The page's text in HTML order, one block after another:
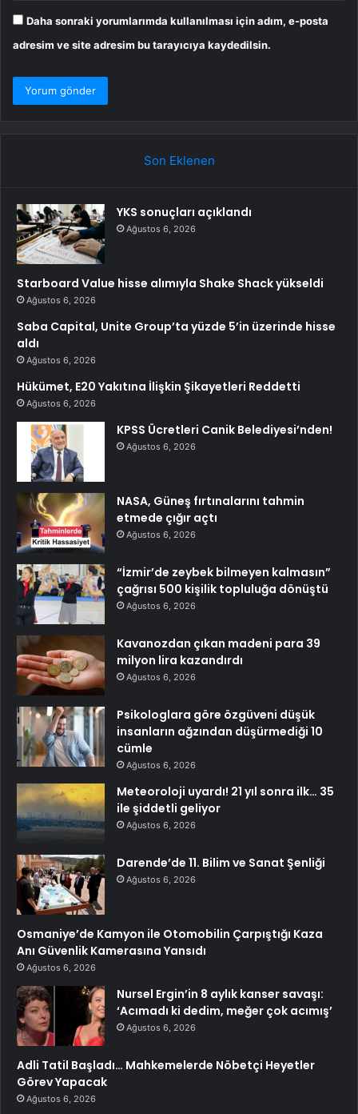
Daha sonraki yorumlarımda kullanılması için adım, e-posta
adresim ve site adresim bu tarayıcıya kaydedilsin.
Son Eklenen
YKS sonuçları açıklandı
Ağustos 6, 2026
Starboard Value hisse alımıyla Shake Shack yükseldi
Ağustos 6, 2026
Saba Capital, Unite Group’ta yüzde 5’in üzerinde hisse
aldı
Ağustos 6, 2026
Hükümet, E20 Yakıtına İlişkin Şikayetleri Reddetti
Ağustos 6, 2026
KPSS Ücretleri Canik Belediyesi’nden!
Ağustos 6, 2026
NASA, Güneş fırtınalarını tahmin
etmede çığır açtı
Ağustos 6, 2026
“İzmir’de zeybek bilmeyen kalmasın”
çağrısı 500 kişilik topluluğa dönüştü
Ağustos 6, 2026
Kavanozdan çıkan madeni para 39
milyon lira kazandırdı
Ağustos 6, 2026
Psikologlara göre özgüveni düşük
insanların ağzından düşürmediği 10
cümle
Ağustos 6, 2026
Meteoroloji uyardı! 21 yıl sonra ilk… 35
ile şiddetli geliyor
Ağustos 6, 2026
Darende’de 11. Bilim ve Sanat Şenliği
Ağustos 6, 2026
Osmaniye’de Kamyon ile Otomobilin Çarpıştığı Kaza
Anı Güvenlik Kamerasına Yansıdı
Ağustos 6, 2026
Nursel Ergin’in 8 aylık kanser savaşı:
‘Acımadı ki dedim, meğer çok acımış’
Ağustos 6, 2026
Adli Tatil Başladı… Mahkemelerde Nöbetçi Heyetler
Görev Yapacak
Ağustos 6, 2026